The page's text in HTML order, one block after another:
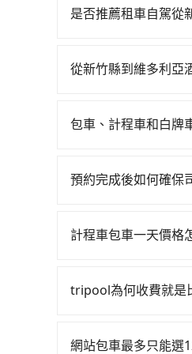
一直到23:27，新竹-
班的計程車，搭上小
使用tripool並到府專
是否推薦租車自駕從
天就要來回，那在新
40元路邊停車費用預
車門仍未被修理，每
有段距離，在遇到下
從新竹縣到維多利亞
算，價格約為
包車、計程車和白牌
地點上車較客製化。
無法申訴退費。
預約完成後如何確保
提供司機的姓名、電
計程車包車一天價格
區，價格可能有所不
tripool為何收費就是
為司機素質比較差、
網站包車最多只能選